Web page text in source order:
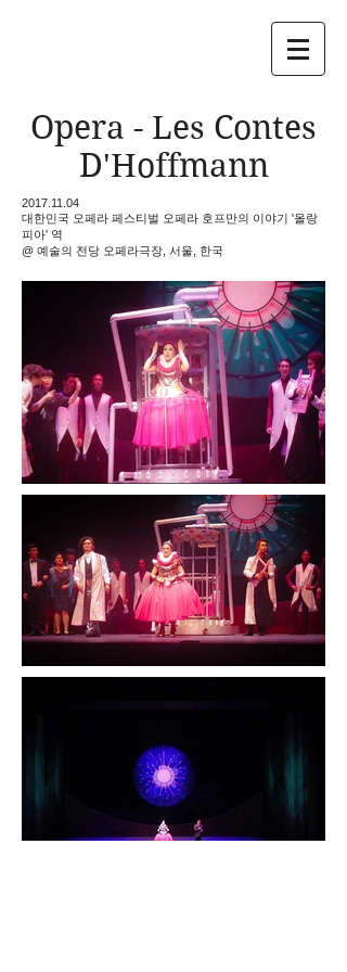
2017.11.04
대한민국 오페라 페스티벌 오페라 호프만의 이야기 '올랑
피아' 역
@ 예술의 전당 오페라극장, 서울, 한국
Opera - Les Contes
D'Hoffmann